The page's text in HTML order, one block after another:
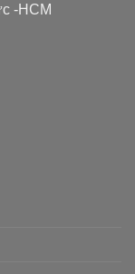
-HCM